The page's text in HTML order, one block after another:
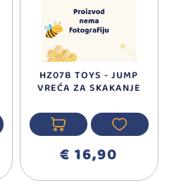
HZ07B TOYS - JUMP
VREĆA ZA SKAKANJE
€ 16,90